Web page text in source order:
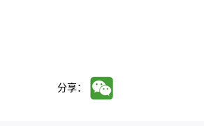
分享：